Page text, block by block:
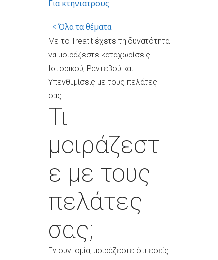
Για κτηνιατρους
< Όλα τα θέματα
Με το Treatit έχετε τη δυνατότητα
να μοιράζεστε καταχωρίσεις
Ιστορικού, Ραντεβού και
Υπενθυμίσεις με τους πελάτες
σας.
Τι
μοιράζεστ
ε με τους
πελάτες
σας;
Εν συντομία, μοιράζεστε ότι εσείς